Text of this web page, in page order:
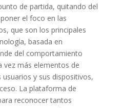
de partida, quitando del
el foco en las
que son los principales
basada en
del comportamiento
vez más elementos de
y sus dispositivos,
La plataforma de
reconocer tantos